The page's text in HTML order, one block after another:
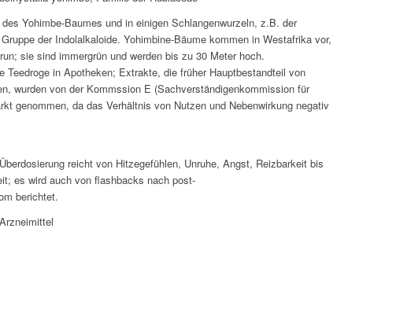
Yohimbe-Baumes und in einigen Schlangenwurzeln, z.B. der
der Indolalkaloide. Yohimbine-Bäume kommen in Westafrika vor,
sie sind immergrün und werden bis zu 30 Meter hoch.
Teedroge in Apotheken; Extrakte, die früher Hauptbestandteil von
wurden von der Kommssion E (Sachverständigenkommission für
genommen, da das Verhältnis von Nutzen und Nebenwirkung negativ
reicht von Hitzegefühlen, Unruhe, Angst, Reizbarkeit bis
es wird auch von flashbacks nach post-
berichtet.